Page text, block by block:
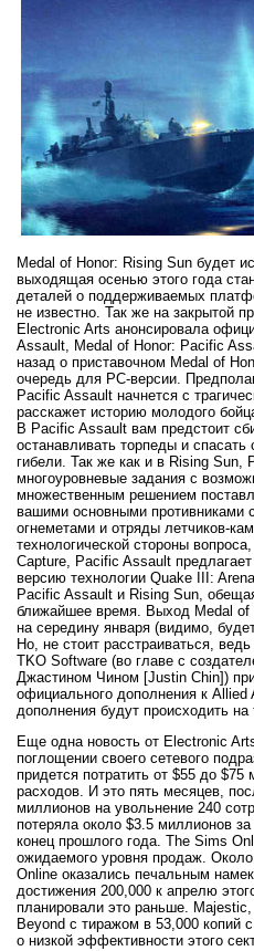
Medal of Honor: Rising Sun будет
выходящая осенью этого года
деталей о поддерживаемых
не известно. Так же на закрытой
Electronic Arts анонсировала
Assault, Medal of Honor: Pacific
назад о приставочном Medal of
очередь для PC-версии.
Pacific Assault начнется с
расскажет историю молодого
В Pacific Assault вам предстоит
останавливать торпеды и
гибели. Так же как и в Rising Sun,
многоуровневые задания с
множественным решением
вашими основными противниками
огнеметами и отряды летчиков-
технологической стороны
Capture, Pacific Assault
версию технологии Quake III:
Pacific Assault и Rising Sun,
ближайшее время. Выход Medal of
на середину января (видимо,
Но, не стоит расстраиваться,
TKO Software (во главе с
Джастином Чином [Justin Chin])
официального дополнения к Allied
дополнения будут происходить на
Еще одна новость от Electronic
поглощении своего сетевого
придется потратить от $55 до
расходов. И это пять месяцев,
миллионов на увольнение 240
потеряла около $3.5 миллионов
конец прошлого года. The Sims
ожидаемого уровня продаж.
Online оказались печальным
достижения 200,000 к апрелю
планировали это раньше.
Beyond с тиражом в 53,000 копий
о низкой эффективности этого